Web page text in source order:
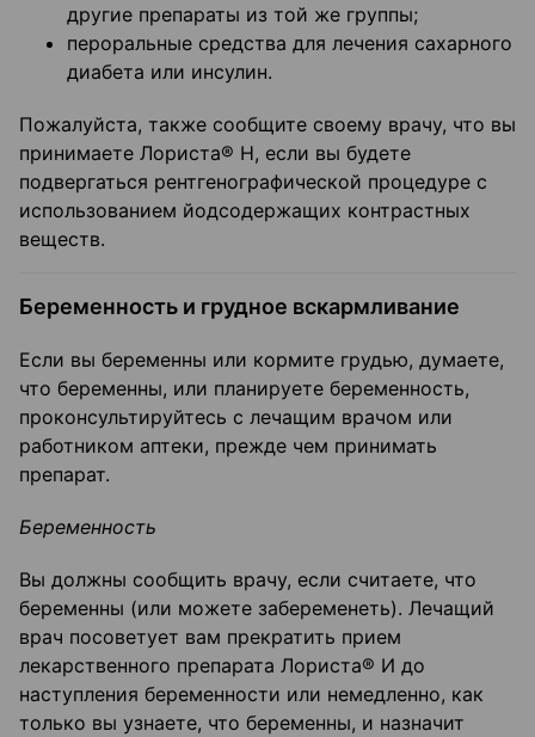
другие препараты из той же группы;
пероральные средства для лечения сахарного
диабета или инсулин.
Пожалуйста, также сообщите своему врачу, что вы
принимаете Лориста® Н, если вы будете
подвергаться рентгенографической процедуре с
использованием йодсодержащих контрастных
веществ.
Беременность и грудное вскармливание
Если вы беременны или кормите грудью, думаете,
что беременны, или планируете беременность,
проконсультируйтесь с лечащим врачом или
работником аптеки, прежде чем принимать
препарат.
Беременность
Вы должны сообщить врачу, если считаете, что
беременны (или можете забеременеть). Лечащий
врач посоветует вам прекратить прием
лекарственного препарата Лориста® И до
наступления беременности или немедленно, как
только вы узнаете, что беременны, и назначит